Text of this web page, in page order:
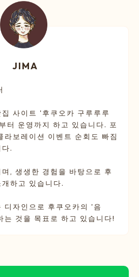
JIMA
사이트 '후쿠오카 구루루루
터 운영까지 하고 있습니다. 포
라보레이션 이벤트 순회도 빠짐
.
, 생생한 경험을 바탕으로 후
하고 있습니다.
디자인으로 후쿠오카의 '음
는 것을 목표로 하고 있습니다!